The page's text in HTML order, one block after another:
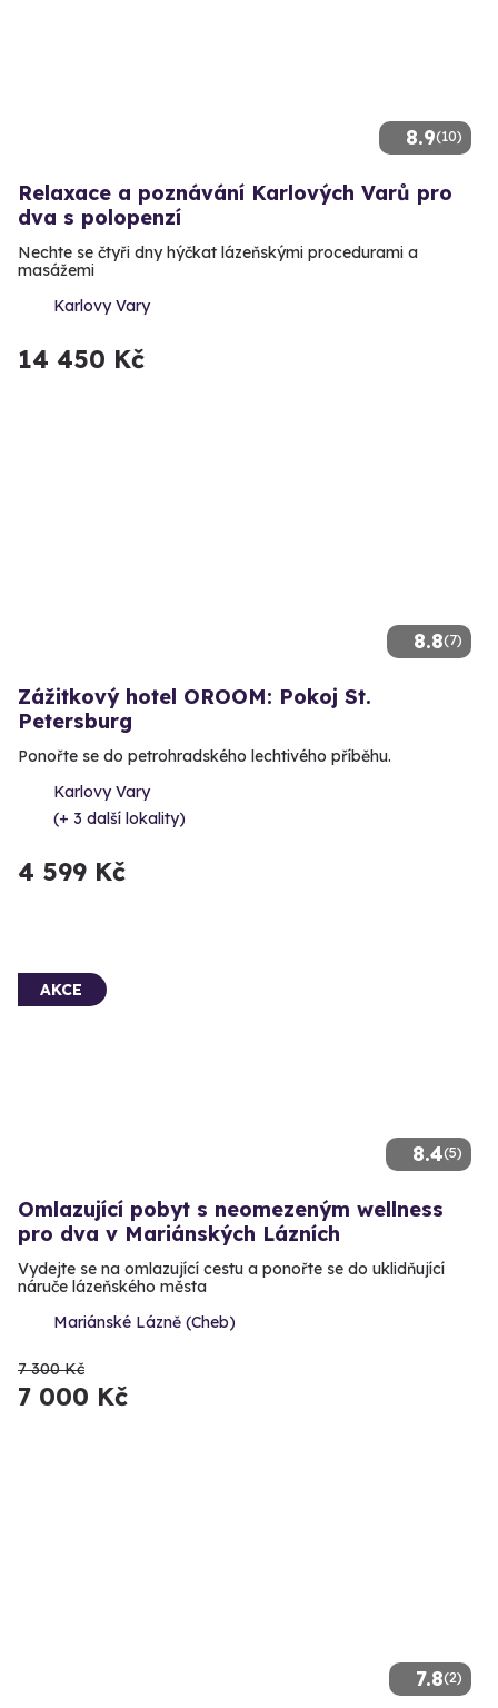
8.9(10)
Relaxace a poznávání Karlových Varů pro
dva s polopenzí
Nechte se čtyři dny hýčkat lázeňskými procedurami a
masážemi
Karlovy Vary
14 450 Kč
8.8(7)
Zážitkový hotel OROOM: Pokoj St.
Petersburg
Ponořte se do petrohradského lechtivého příběhu.
Karlovy Vary
(+ 3 další lokality)
4 599 Kč
8.4(5)
AKCE
Omlazující pobyt s neomezeným wellness
pro dva v Mariánských Lázních
Vydejte se na omlazující cestu a ponořte se do uklidňující
náruče lázeňského města
Mariánské Lázně (Cheb)
7 300 Kč
7 000 Kč
7.8(2)